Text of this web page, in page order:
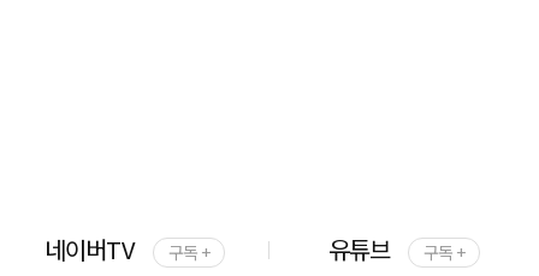
네이버TV 구독 + 유튜브 구독 +